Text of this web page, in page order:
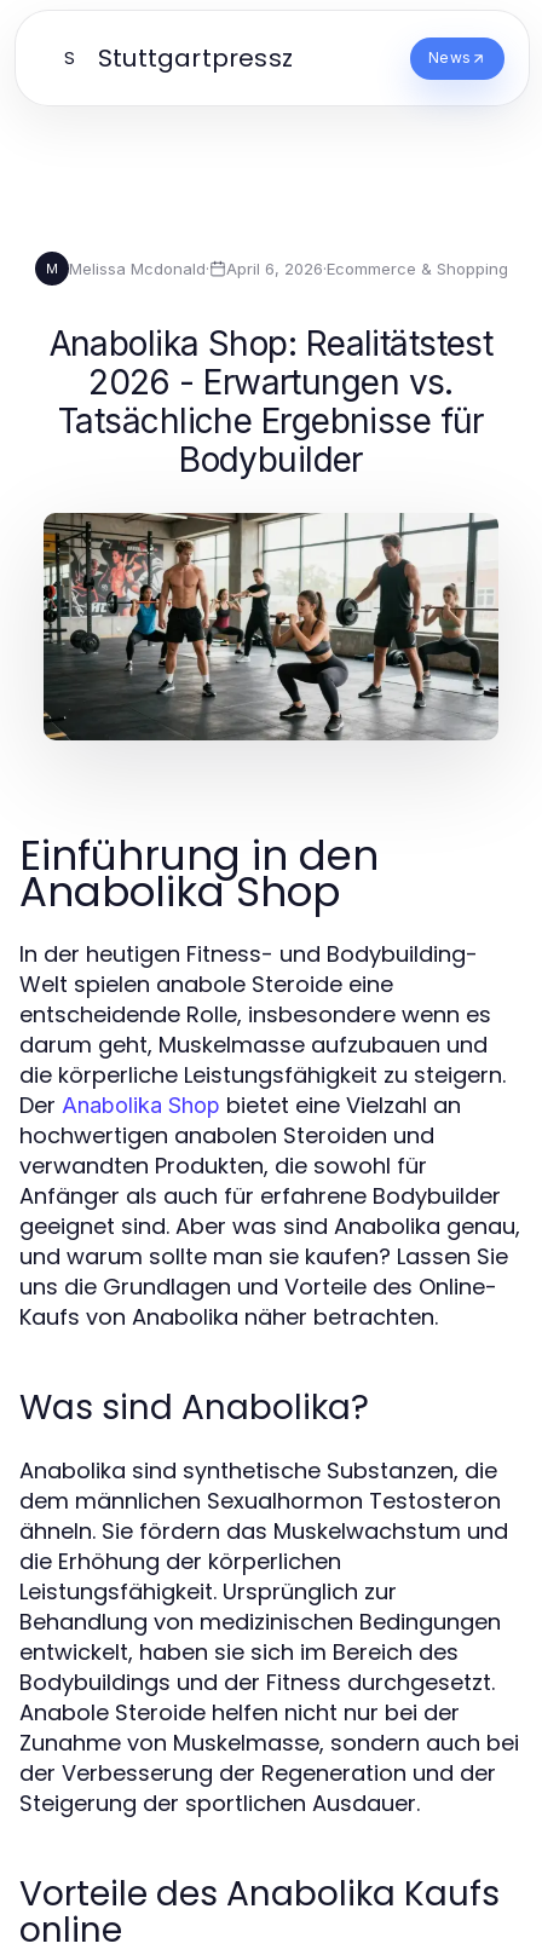
S Stuttgartpressz News
M Melissa Mcdonald· April 6, 2026·Ecommerce & Shopping
Anabolika Shop: Realitätstest
2026 - Erwartungen vs.
Tatsächliche Ergebnisse für
Bodybuilder
Einführung in den
Anabolika Shop
In der heutigen Fitness- und Bodybuilding-
Welt spielen anabole Steroide eine
entscheidende Rolle, insbesondere wenn es
darum geht, Muskelmasse aufzubauen und
die körperliche Leistungsfähigkeit zu steigern.
Der Anabolika Shop bietet eine Vielzahl an
hochwertigen anabolen Steroiden und
verwandten Produkten, die sowohl für
Anfänger als auch für erfahrene Bodybuilder
geeignet sind. Aber was sind Anabolika genau,
und warum sollte man sie kaufen? Lassen Sie
uns die Grundlagen und Vorteile des Online-
Kaufs von Anabolika näher betrachten.
Was sind Anabolika?
Anabolika sind synthetische Substanzen, die
dem männlichen Sexualhormon Testosteron
ähneln. Sie fördern das Muskelwachstum und
die Erhöhung der körperlichen
Leistungsfähigkeit. Ursprünglich zur
Behandlung von medizinischen Bedingungen
entwickelt, haben sie sich im Bereich des
Bodybuildings und der Fitness durchgesetzt.
Anabole Steroide helfen nicht nur bei der
Zunahme von Muskelmasse, sondern auch bei
der Verbesserung der Regeneration und der
Steigerung der sportlichen Ausdauer.
Vorteile des Anabolika Kaufs
online